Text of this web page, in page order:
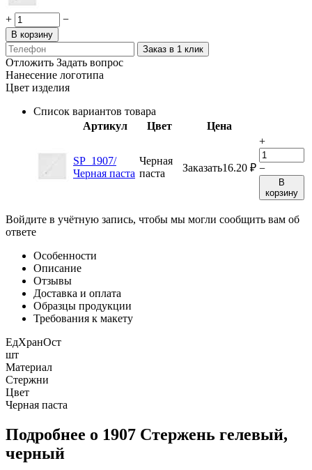
+ −
В корзину
Заказ в 1 клик
Отложить Задать вопрос
Нанесение логотипа
Цвет изделия
Список вариантов товара
Артикул
Цвет Цена
SP_1907/
Черная паста
Черная
паста
Заказать16.20 ₽
+
−
В
корзину
Войдите в учётную запись, чтобы мы могли сообщить вам об
ответе
Особенности
Описание
Отзывы
Доставка и оплата
Образцы продукции
Требования к макету
ЕдХранОст
шт
Материал
Стержни
Цвет
Черная паста
Подробнее о 1907 Стержень гелевый,
черный